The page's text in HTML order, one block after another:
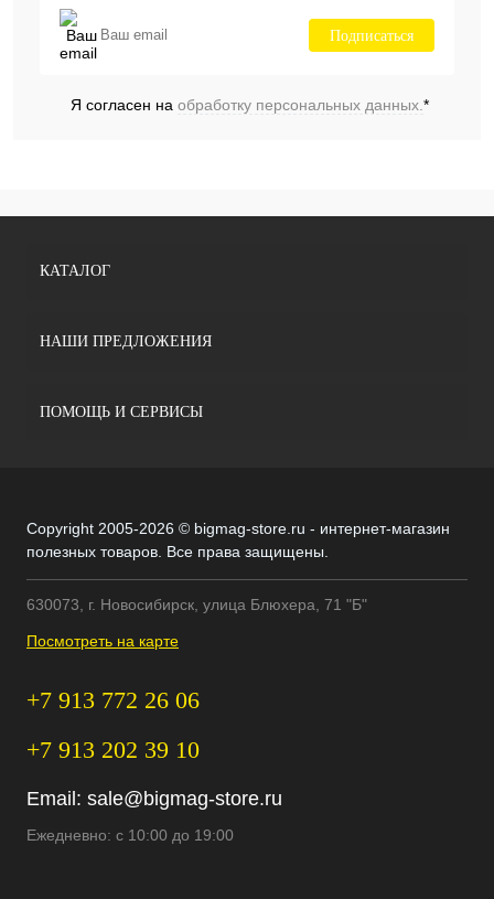
Подписаться
Я согласен на обработку персональных данных.*
КАТАЛОГ
НАШИ ПРЕДЛОЖЕНИЯ
ПОМОЩЬ И СЕРВИСЫ
Copyright 2005-2026 © bigmag-store.ru - интернет-магазин
полезных товаров. Все права защищены.
630073, г. Новосибирск, улица Блюхера, 71 "Б"
Посмотреть на карте
+7 913 772 26 06
+7 913 202 39 10
Email: sale@bigmag-store.ru
Ежедневно: с 10:00 до 19:00